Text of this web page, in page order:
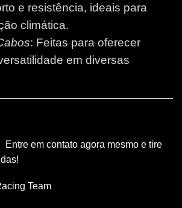
e resistência, ideais para
climática.
: Feitas para oferecer
em diversas
Entre em contato agora mesmo e tire
Team